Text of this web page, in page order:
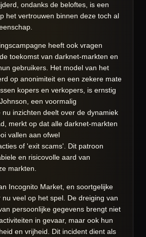
ondanks de beloftes, is een
het vertrouwen binnen deze toch al
heeft ook vragen
toekomst van darknet-markten en
gebruikers. Het model van het
op anonimiteit en een zekere mate
kopers en verkopers, is ernstig
een voormalig
inzichten deelt over de dynamiek
merkt op dat alle darknet-markten
vallen aan ofwel
of 'exit scams'. Dit patroon
en risicovolle aard van
markten.
Incognito Market, en soortgelijke
veel op het spel. De dreiging van
persoonlijke gegevens brengt niet
in gevaar, maar ook hun
en vrijheid. Dit incident dient als